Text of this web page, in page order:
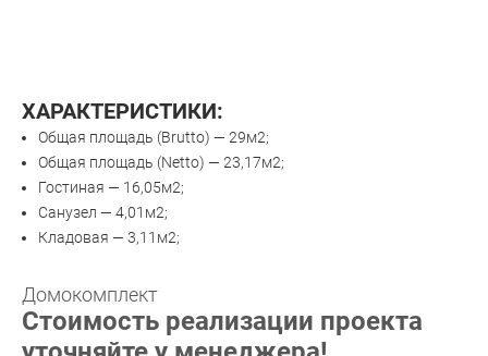
ХАРАКТЕРИСТИКИ:
Общая площадь (Brutto) — 29м2;
Общая площадь (Netto) — 23,17м2;
Гостиная — 16,05м2;
Санузел — 4,01м2;
Кладовая — 3,11м2;
Домокомплект
Стоимость реализации проекта